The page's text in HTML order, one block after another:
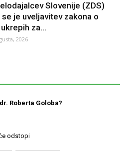
Slovenije (ZDS)
je uveljavitev zakona o
za...
2026
Roberta Goloba?
odstopi